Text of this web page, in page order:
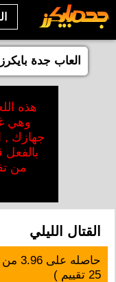
العاب جدة بايكرز
هذه
وهي
جهازك ,
بالفعل
من
القتال الليلي
حاصله على3.96
25 تقييم )